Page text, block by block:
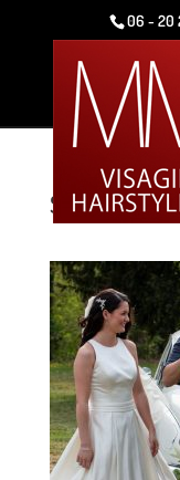
06 - 20
Style shoot